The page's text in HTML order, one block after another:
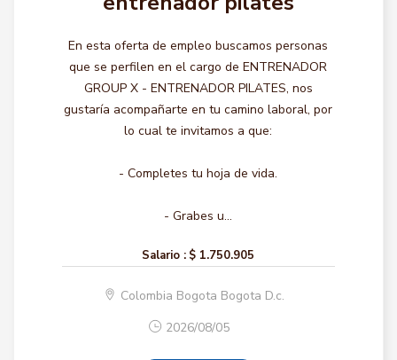
En esta oferta de empleo buscamos personas
que se perfilen en el cargo de ENTRENADOR
GROUP X - ENTRENADOR PILATES, nos
gustaría acompañarte en tu camino laboral, por
lo cual te invitamos a que:
- Completes tu hoja de vida.
- Grabes u...
Salario : $ 1.750.905
Colombia Bogota Bogota D.c.
2026/08/05